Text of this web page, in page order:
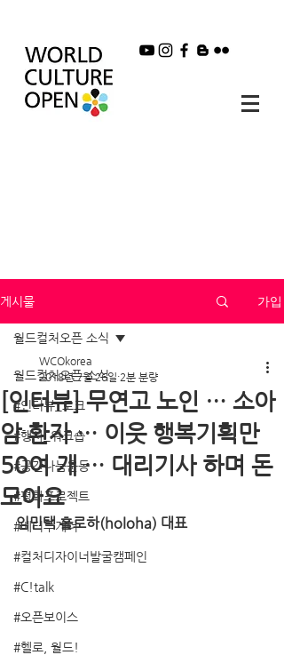
게시물 가입
월드컬처오픈 소식
#인터뷰_토크
#행사_워크숍
#공간나눔운동
#평화프로젝트
#베터투게더
#컬처디자이너발굴캠페인
#C!talk
#오픈보이스
#헬로, 월드!
월드컬처오픈 소식
[인터뷰] 무연고 노인 … 소아
암 환자 … 이웃 행복기획만
50여 개 … 대리기사 하며 돈
모아요
WCOkorea
2018년 7월 26일 2분 분량
임민택 홀로하(holoha) 대표